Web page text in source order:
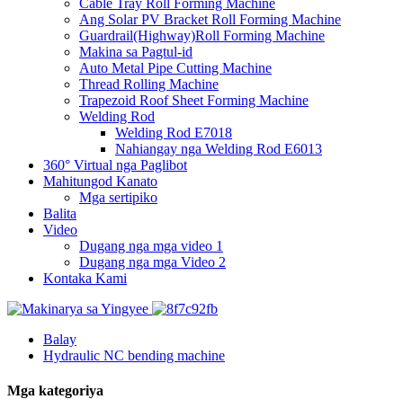
Cable Tray Roll Forming Machine
Ang Solar PV Bracket Roll Forming Machine
Guardrail(Highway)Roll Forming Machine
Makina sa Pagtul-id
Auto Metal Pipe Cutting Machine
Thread Rolling Machine
Trapezoid Roof Sheet Forming Machine
Welding Rod
Welding Rod E7018
Nahiangay nga Welding Rod E6013
360° Virtual nga Paglibot
Mahitungod Kanato
Mga sertipiko
Balita
Video
Dugang nga mga video 1
Dugang nga mga Video 2
Kontaka Kami
Balay
Hydraulic NC bending machine
Mga kategoriya